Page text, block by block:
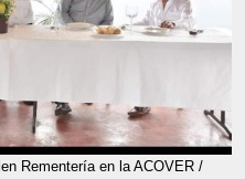
Rementería en la ACOVER /